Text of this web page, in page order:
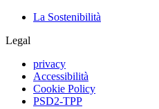
La Sostenibilità
Legal
privacy
Accessibilità
Cookie Policy
PSD2-TPP